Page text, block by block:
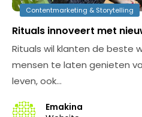
Contentmarketing & Storytelling
Rituals innoveert met
Rituals wil klanten de beste
mensen te laten genieten
leven, ook…
Emakina